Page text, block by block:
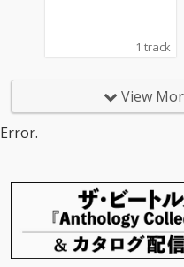
めたアルバム。『Cook
in』からの楽曲を収録
るクインテットの演奏
が収められている。さ
らに、本作には、同年
3月16日に録音され
た、このトランペット
1 track
View
Error.